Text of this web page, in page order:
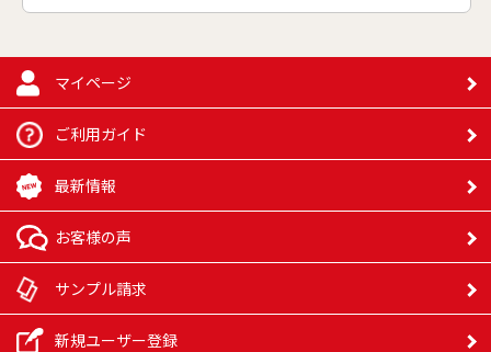
マイページ
ご利用ガイド
最新情報
お客様の声
サンプル請求
新規ユーザー登録